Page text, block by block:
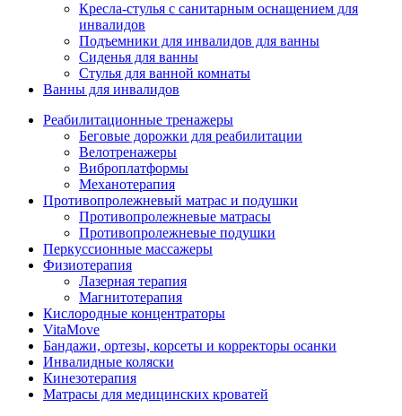
Кресла-стулья с санитарным оснащением для
инвалидов
Подъемники для инвалидов для ванны
Сиденья для ванны
Стулья для ванной комнаты
Ванны для инвалидов
Реабилитационные тренажеры
Беговые дорожки для реабилитации
Велотренажеры
Виброплатформы
Механотерапия
Противопролежневый матрас и подушки
Противопролежневые матрасы
Противопролежневые подушки
Перкуссионные массажеры
Физиотерапия
Лазерная терапия
Магнитотерапия
Кислородные концентраторы
VitaMove
Бандажи, ортезы, корсеты и корректоры осанки
Инвалидные коляски
Кинезотерапия
Матрасы для медицинских кроватей